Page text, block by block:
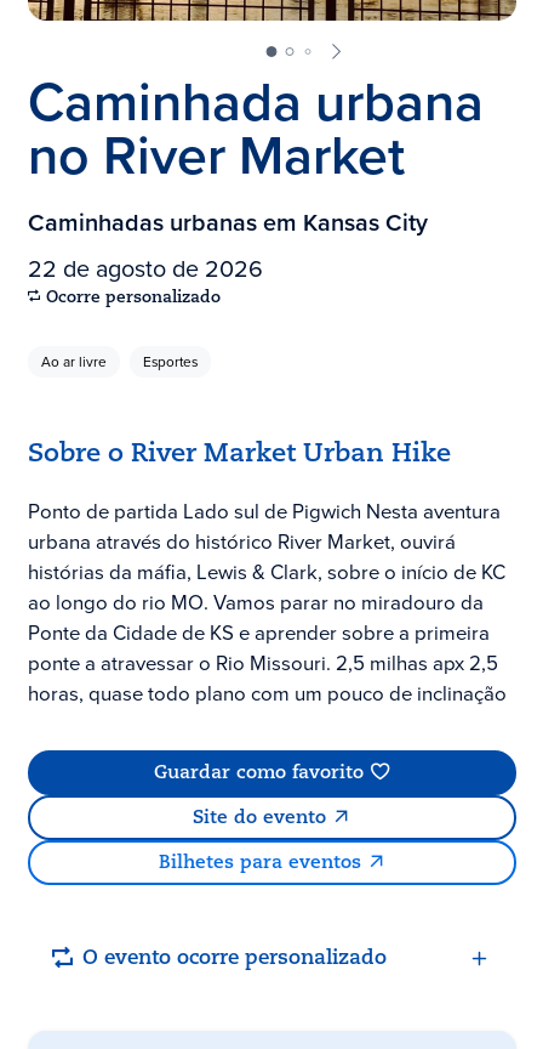
Caminhada urbana
no River Market
Caminhadas urbanas em Kansas City
22 de agosto de 2026
Ocorre personalizado
Ao ar livre Esportes
Sobre o River Market Urban Hike
Ponto de partida Lado sul de Pigwich Nesta aventura
urbana através do histórico River Market, ouvirá
histórias da máfia, Lewis & Clark, sobre o início de KC
ao longo do rio MO. Vamos parar no miradouro da
Ponte da Cidade de KS e aprender sobre a primeira
ponte a atravessar o Rio Missouri. 2,5 milhas apx 2,5
horas, quase todo plano com um pouco de inclinação
Guardar como favorito
Site do evento
Bilhetes para eventos
O evento ocorre personalizado